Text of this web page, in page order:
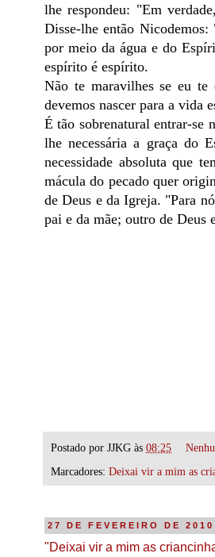
lhe respondeu: "Em
Disse-lhe então Nicodemos:
por meio da água e do
espírito é espírito.
Não te maravilhes se eu
devemos nascer para a vida
É tão sobrenatural entrar-se
lhe necessária a graça do
necessidade absoluta que
mácula do pecado quer
de Deus e da Igreja. "Para
pai e da mãe; outro de Deus
Postado por JJKG às 08:25
Marcadores: Deixai vir a mim as
27 DE FEVEREIRO DE 2010
"Deixai vir a mim as